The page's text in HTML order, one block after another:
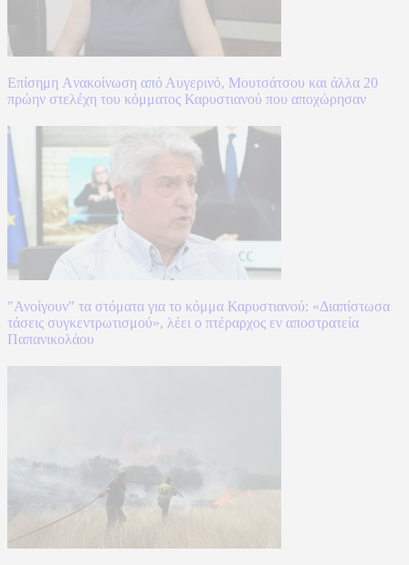
Επίσημη Aνακοίνωση από Αυγερινό, Μουτσάτσου και άλλα 20
πρώην στελέχη του κόμματος Καρυστιανού που αποχώρησαν
"Ανοίγουν" τα στόματα για το κόμμα Καρυστιανού: «Διαπίστωσα
τάσεις συγκεντρωτισμού», λέει ο πτέραρχος εν αποστρατεία
Παπανικολάου